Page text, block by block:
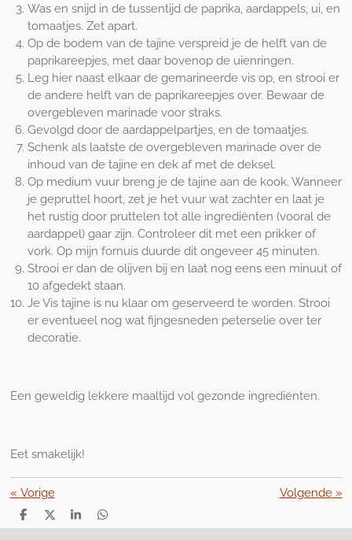
Was en snijd in de tussentijd de paprika, aardappels, ui, en
tomaatjes. Zet apart.
Op de bodem van de tajine verspreid je de helft van de
paprikareepjes, met daar bovenop de uienringen.
Leg hier naast elkaar de gemarineerde vis op, en strooi er
de andere helft van de paprikareepjes over. Bewaar de
overgebleven marinade voor straks.
Gevolgd door de aardappelpartjes, en de tomaatjes.
Schenk als laatste de overgebleven marinade over de
inhoud van de tajine en dek af met de deksel.
Op medium vuur breng je de tajine aan de kook. Wanneer
je gepruttel hoort, zet je het vuur wat zachter en laat je
het rustig door pruttelen tot alle ingrediënten (vooral de
aardappel) gaar zijn. Controleer dit met een prikker of
vork. Op mijn fornuis duurde dit ongeveer 45 minuten.
Strooi er dan de olijven bij en laat nog eens een minuut of
10 afgedekt staan.
Je Vis tajine is nu klaar om geserveerd te worden. Strooi
er eventueel nog wat fijngesneden peterselie over ter
decoratie.
Een geweldig lekkere maaltijd vol gezonde ingrediënten.
Eet smakelijk!
« Vorige Volgende»
D
e
D
e
S
h
D
e